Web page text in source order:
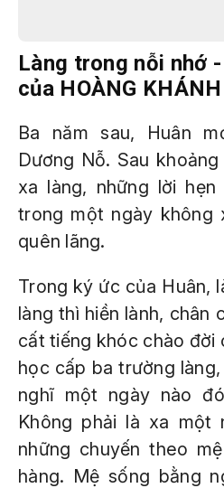
Làng trong nỗi nhớ
của HOÀNG KHÁNH
Ba năm sau, Huân
Dương Nỗ. Sau
xa làng, những lời
trong một ngày không
quên lãng.
Trong ký ức của Huân,
làng thì hiền lành, chân
cất tiếng khóc chào đời
học cấp ba trường
nghĩ một ngày nào
Không phải là xa một
những chuyến theo
hàng. Mệ sống bằng